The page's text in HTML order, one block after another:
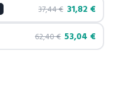
37,44€ 31,82 €
62,40€ 53,04 €